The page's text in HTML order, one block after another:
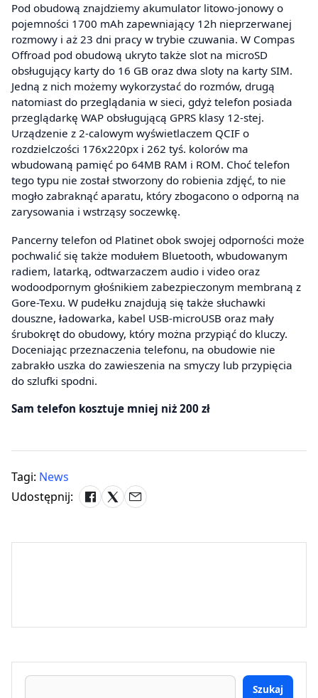
Pod obudową znajdziemy akumulator litowo-jonowy o
pojemności 1700 mAh zapewniający 12h nieprzerwanej
rozmowy i aż 23 dni pracy w trybie czuwania. W Compas
Offroad pod obudową ukryto także slot na microSD
obsługujący karty do 16 GB oraz dwa sloty na karty SIM.
Jedną z nich możemy wykorzystać do rozmów, drugą
natomiast do przeglądania w sieci, gdyż telefon posiada
przeglądarkę WAP obsługującą GPRS klasy 12-stej.
Urządzenie z 2-calowym wyświetlaczem QCIF o
rozdzielczości 176x220px i 262 tyś. kolorów ma
wbudowaną pamięć po 64MB RAM i ROM. Choć telefon
tego typu nie został stworzony do robienia zdjęć, to nie
mogło zabraknąć aparatu, który zbogacono o odporną na
zarysowania i wstrząsy soczewkę.
Pancerny telefon od Platinet obok swojej odporności może
pochwalić się także modułem Bluetooth, wbudowanym
radiem, latarką, odtwarzaczem audio i video oraz
wodoodpornym głośnikiem zabezpieczonym membraną z
Gore-Texu. W pudełku znajdują się także słuchawki
douszne, ładowarka, kabel USB-microUSB oraz mały
śrubokręt do obudowy, który można przypiąć do kluczy.
Doceniając przeznaczenia telefonu, na obudowie nie
zabrakło uszka do zawieszenia na smyczy lub przypięcia
do szlufki spodni.
Sam telefon kosztuje mniej niż 200 zł
Tagi: News
Udostępnij:
Szukaj